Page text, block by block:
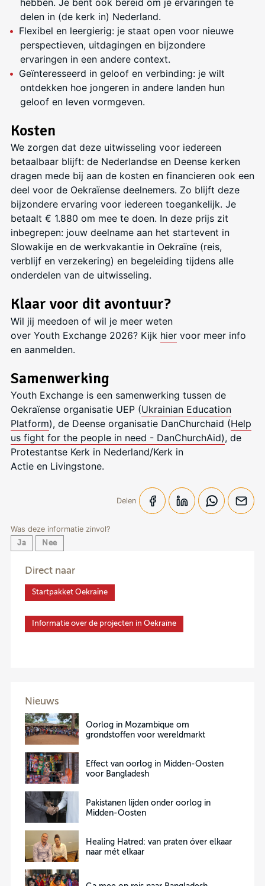
delen in (de kerk in) Nederland.
Flexibel en leergierig: je staat open voor nieuwe
perspectieven, uitdagingen en bijzondere
ervaringen in een andere context.
Geïnteresseerd in geloof en verbinding: je wilt
ontdekken hoe jongeren in andere landen hun
geloof en leven vormgeven.
Kosten
We zorgen dat deze uitwisseling voor iedereen
betaalbaar blijft: de Nederlandse en Deense kerken
dragen mede bij aan de kosten en financieren ook een
deel voor de Oekraïense deelnemers. Zo blijft deze
bijzondere ervaring voor iedereen toegankelijk. Je
betaalt € 1.880 om mee te doen. In deze prijs zit
inbegrepen: jouw deelname aan het startevent in
Slowakije en de werkvakantie in Oekraïne (reis,
verblijf en verzekering) en begeleiding tijdens alle
onderdelen van de uitwisseling.
Klaar voor dit avontuur?
Wil jij meedoen of wil je meer weten
over Youth Exchange 2026? Kijk hier voor meer info
en aanmelden.
Samenwerking
Youth Exchange is een samenwerking tussen de
Oekraïense organisatie UEP (Ukrainian Education
Platform), de Deense organisatie DanChurchaid (Help
us fight for the people in need - DanChurchAid), de
Protestantse Kerk in Nederland/Kerk in
Actie en Livingstone.
Delen
Was deze informatie zinvol?
Ja Nee
Direct naar
Startpakket Oekraïne
Informatie over de projecten in Oekraïne
Nieuws
Oorlog in Mozambique om
grondstoffen voor wereldmarkt
Effect van oorlog in Midden-Oosten
voor Bangladesh
Pakistanen lijden onder oorlog in
Midden-Oosten
Healing Hatred: van praten óver elkaar
naar mét elkaar